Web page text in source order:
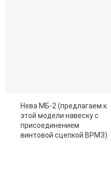
Нева МБ-2 (предлагаем к
этой модели навеску с
присоединением
винтовой сцепкой ВРМЗ)